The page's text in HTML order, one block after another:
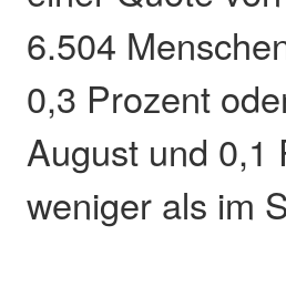
6.504
0,3 Prozent
August und 0,1
weniger als im